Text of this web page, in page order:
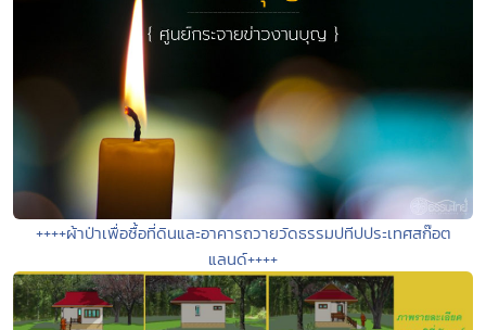
++++ผ้าป่าเพื่อซื้อที่ดินและอาคารถวายวัดธรรมปทีปประเทศสก๊อต
แลนด์++++